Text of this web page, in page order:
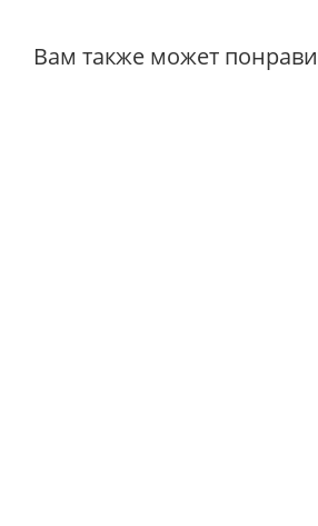
Вам также может